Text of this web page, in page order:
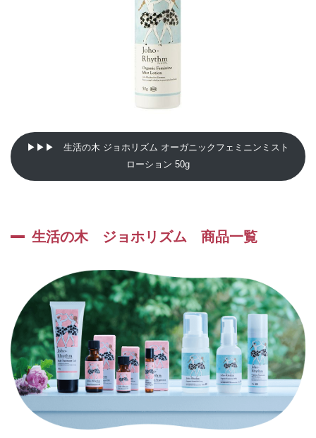
▶▶▶ 生活の木 ジョホリズム オーガニックフェミニンミスト
ローション 50g
生活の木 ジョホリズム 商品一覧